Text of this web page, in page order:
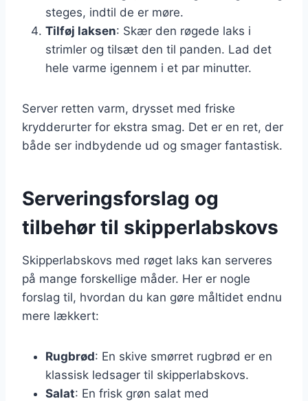
steges, indtil de er møre.
Tilføj laksen: Skær den røgede laks i
strimler og tilsæt den til panden. Lad det
hele varme igennem i et par minutter.
Server retten varm, drysset med friske
krydderurter for ekstra smag. Det er en ret, der
både ser indbydende ud og smager fantastisk.
Serveringsforslag og
tilbehør til skipperlabskovs
Skipperlabskovs med røget laks kan serveres
på mange forskellige måder. Her er nogle
forslag til, hvordan du kan gøre måltidet endnu
mere lækkert:
Rugbrød: En skive smørret rugbrød er en
klassisk ledsager til skipperlabskovs.
Salat: En frisk grøn salat med